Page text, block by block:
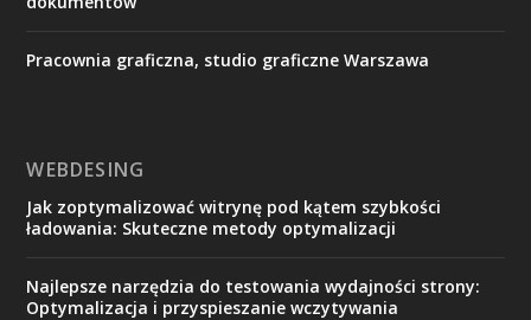
Pracownia graficzna, studio graficzne Warszawa
WEBDESING
Jak zoptymalizować witrynę pod kątem szybkości
ładowania: Skuteczne metody optymalizacji
Najlepsze narzędzia do testowania wydajności strony:
Optymalizacja i przyspieszanie wczytywania